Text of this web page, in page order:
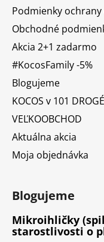
Podmienky
Obchodné
Akcia 2+1 zadarmo
#KocosFamily -5%
Blogujeme
KOCOS v 101
VEĽKOOBCHOD
Aktuálna akcia
Moja objednávka
Blogujeme
Mikroihličky
starostlivosti o